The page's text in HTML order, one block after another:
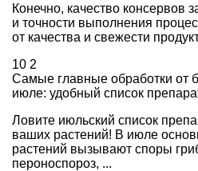
Конечно, качество консервов
и точности выполнения
от качества и свежести
10 2
Самые главные обработки от
июле: удобный список
Ловите июльский список
ваших растений! В июле
растений вызывают споры
пероноспороз, ...